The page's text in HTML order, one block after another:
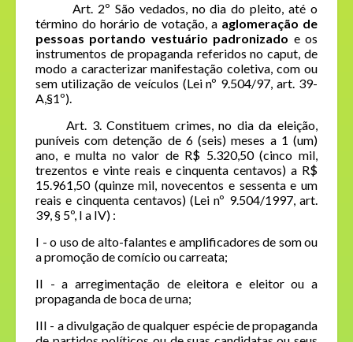
Art. 2º São vedados, no dia do pleito, até o
término do horário de votação, a aglomeração de
pessoas portando vestuário padronizado e os
instrumentos de propaganda referidos no caput, de
modo a caracterizar manifestação coletiva, com ou
sem utilização de veículos (Lei nº 9.504/97, art. 39-
A,§1º).
Art. 3. Constituem crimes, no dia da eleição,
puníveis com detenção de 6 (seis) meses a 1 (um)
ano, e multa no valor de R$ 5.320,50 (cinco mil,
trezentos e vinte reais e cinquenta centavos) a R$
15.961,50 (quinze mil, novecentos e sessenta e um
reais e cinquenta centavos)(Lei nº 9.504/1997, art.
39, § 5º, I a IV) :
I - o uso de alto-falantes e amplificadores de som ou
a promoção de comício ou carreata;
II - a arregimentação de eleitora e eleitor ou a
propaganda de boca de urna;
III - a divulgação de qualquer espécie de propaganda